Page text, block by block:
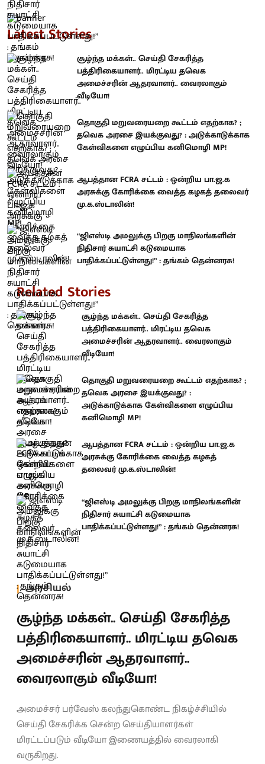
Latest Stories
சூழ்ந்த மக்கள்.. செய்தி சேகரித்த
பத்திரிகையாளர்.. மிரட்டிய தவெக
அமைச்சரின் ஆதரவாளர்.. வைரலாகும்
வீடியோ!
தொகுதி மறுவரையறை கூட்டம் எதற்காக? ;
தவெக அரசை இயக்குவது? : அடுக்காடுக்காக
கேள்விகளை எழுப்பிய கனிமொழி MP!
ஆபத்தான FCRA சட்டம் : ஒன்றிய பா.ஜ.க
அரசுக்கு கோரிக்கை வைத்த கழகத் தலைவர்
மு.க.ஸ்டாலின்!
“ஜிஎஸ்டி அமலுக்கு பிறகு மாநிலங்களின்
நிதிசார் சுயாட்சி கடுமையாக
பாதிக்கப்பட்டுள்ளது!” : தங்கம் தென்னரசு!
Related Stories
சூழ்ந்த மக்கள்.. செய்தி சேகரித்த
பத்திரிகையாளர்.. மிரட்டிய தவெக
அமைச்சரின் ஆதரவாளர்.. வைரலாகும்
வீடியோ!
தொகுதி மறுவரையறை கூட்டம் எதற்காக? ;
தவெக அரசை இயக்குவது? :
அடுக்காடுக்காக கேள்விகளை எழுப்பிய
கனிமொழி MP!
ஆபத்தான FCRA சட்டம் : ஒன்றிய பா.ஜ.க
அரசுக்கு கோரிக்கை வைத்த கழகத்
தலைவர் மு.க.ஸ்டாலின்!
“ஜிஎஸ்டி அமலுக்கு பிறகு மாநிலங்களின்
நிதிசார் சுயாட்சி கடுமையாக
பாதிக்கப்பட்டுள்ளது!” : தங்கம் தென்னரசு!
அரசியல்
சூழ்ந்த மக்கள்.. செய்தி சேகரித்த
பத்திரிகையாளர்.. மிரட்டிய தவெக
அமைச்சரின் ஆதரவாளர்..
வைரலாகும் வீடியோ!
அமைச்சர் பர்வேஸ் கலந்துகொண்ட நிகழ்ச்சியில்
செய்தி சேகரிக்க சென்ற செய்தியாளர்கள்
மிரட்டப்படும் வீடியோ இணையத்தில் வைரலாகி
வருகிறது.